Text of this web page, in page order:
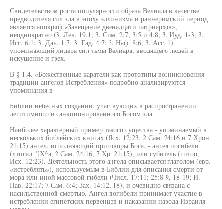
Свидетельством роста популярности образа Велиала в качестве
предводителя сил зла в эпоху эллинизма и раннеримский период
является апокриф «Завещание двенадцати патриархов»,
неоднократно (3. Лев. 19.1; 3. Сим. 2:7, 3:5 и 4:8; 3. Иуд. 1-3; 3.
Исс. 6:1; 3. Дан. 1:7; 3. Гад. 4:7; 3. Наф. 8:6; 3. Асс. 1)
упоминающий лидера сил тьмы Велиара, вводящего людей в
искушение и грех.
В § 1.4. «Божественные каратели как прототипы возникновения
традиции ангелов Истребления» подробно анализируются
упоминания в
Библии небесных созданий, участвующих в распространении
легитимного и санкционированного Богом зла.
Наиболее характерный пример такого существа - упоминаемый в
нескольких библейских книгах (Ясх. 12:23, 2 Сам. 24:16 и 7 Хрон.
21:15) ангел, исполняющий приговоры Бога, - ангел погибели
(лтпгал "[Х^а, 2 Сам. 24:16, 7 Хр. 21:15), или губитель (гптоо,
Исх. 12:23). Деятельность этого ангела описывается глаголом (евр.
«истреблять»), используемым в Библии для описания смерти от
мора или иной массовой гибели (Числ. 17:11; 25:8-9, 18-19; И.
Нав. 22:17; 7 Сам. 6:4; Зах. 14:12, 18), и очевидно связана с
насильственной смертью. Ангел погибели принимает участие в
истреблении египетских первенцев и наказании народа Израиля